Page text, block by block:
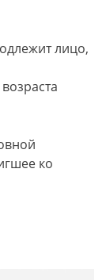
лицо,
ко